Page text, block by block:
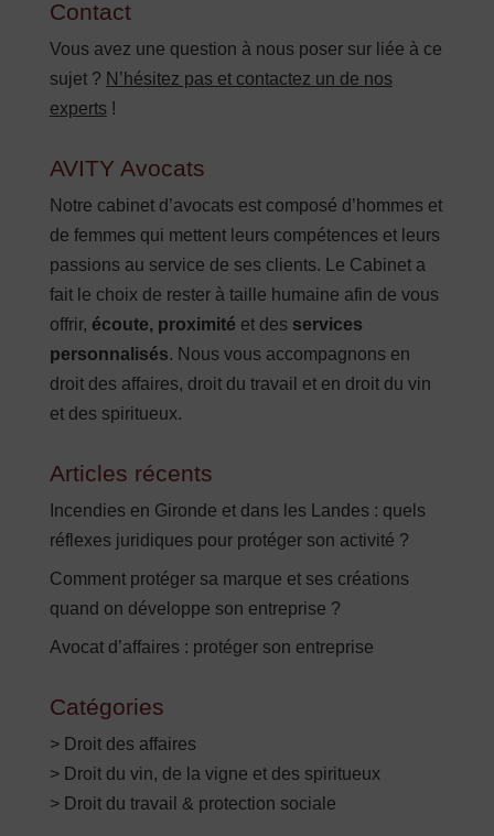
Contact
Vous avez une question à nous poser sur liée à ce
sujet ? N’hésitez pas et contactez un de nos
experts !
AVITY Avocats
Notre cabinet d’avocats est composé d’hommes et
de femmes qui mettent leurs compétences et leurs
passions au service de ses clients. Le Cabinet a
fait le choix de rester à taille humaine afin de vous
offrir, écoute, proximité et des services
personnalisés. Nous vous accompagnons en
droit des affaires, droit du travail et en droit du vin
et des spiritueux.
Articles récents
Incendies en Gironde et dans les Landes : quels
réflexes juridiques pour protéger son activité ?
Comment protéger sa marque et ses créations
quand on développe son entreprise ?
Avocat d’affaires : protéger son entreprise
Catégories
> Droit des affaires
> Droit du vin, de la vigne et des spiritueux
> Droit du travail & protection sociale